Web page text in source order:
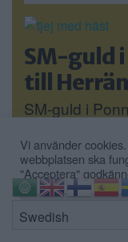
SM-guld
till
SM-guld i
VM-guld
Vi använder
webbplatsen ska
"Acceptera"